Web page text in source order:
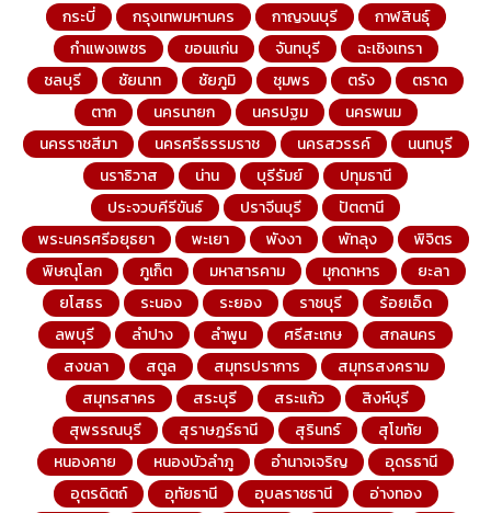
กระบี่ กรุงเทพมหานคร กาญจนบุรี
กาฬสินธุ์
กำแพงเพชร
ขอนแก่น จันทบุรี
ฉะเชิงเทรา
ชลบุรี
ชัยนาท ชัยภูมิ ชุมพร ตรัง
ตราด
ตาก
นครนายก นครปฐม
นครพนม
นครราชสีมา
นครศรีธรรมราช นครสวรรค์
นนทบุรี
นราธิวาส
น่าน บุรีรัมย์
ปทุมธานี
ประจวบคีรีขันธ์
ปราจีนบุรี
ปัตตานี
พระนครศรีอยุธยา
พะเยา พังงา พัทลุง
พิจิตร
พิษณุโลก
ภูเก็ต มหาสารคาม มุกดาหาร
ยะลา
ยโสธร
ระนอง ระยอง ราชบุรี
ร้อยเอ็ด
ลพบุรี
ลำปาง ลำพูน ศรีสะเกษ
สกลนคร
สงขลา
สตูล สมุทรปราการ
สมุทรสงคราม
สมุทรสาคร
สระบุรี สระแก้ว
สิงห์บุรี
สุพรรณบุรี
สุราษฎร์ธานี สุรินทร์
สุโขทัย
หนองคาย
หนองบัวลำภู อำนาจเจริญ
อุดรธานี
อุตรดิตถ์
อุทัยธานี อุบลราชธานี
อ่างทอง